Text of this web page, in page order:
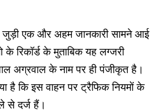
एक और अहम जानकारी सामने आई
के मुताबिक यह लग्जरी
अग्रवाल के नाम पर ही पंजीकृत है।
है कि इस वाहन पर ट्रैफिक नियमों के
से दर्ज हैं।